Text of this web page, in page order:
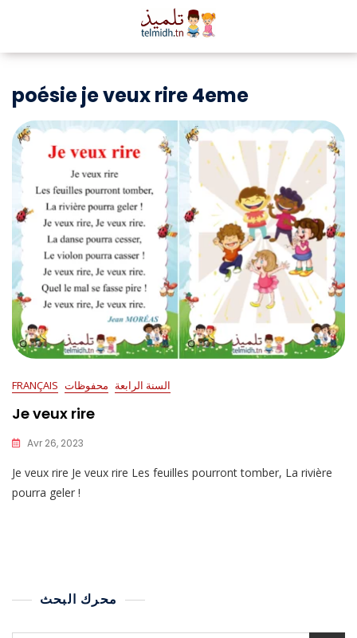
poésie je veux rire 4eme
FRANÇAIS السنة الرابعة محفوظات
Je veux rire
Avr 26, 2023
Je veux rire Je veux rire Les feuilles pourront tomber, La rivière
pourra geler !
محرك البحث